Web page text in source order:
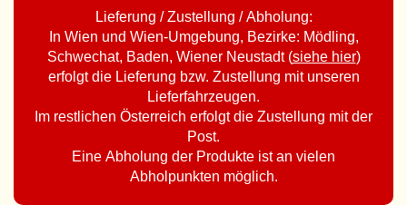
Lieferung / Zustellung / Abholung:
In Wien und Wien-Umgebung, Bezirke: Mödling,
Schwechat, Baden, Wiener Neustadt (siehe hier)
erfolgt die Lieferung bzw. Zustellung mit unseren
Lieferfahrzeugen.
Im restlichen Österreich erfolgt die Zustellung mit der
Post.
Eine Abholung der Produkte ist an vielen
Abholpunkten möglich.